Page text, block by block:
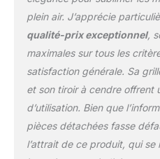
plein air. J’apprécie
qualité-prix exceptionnel,
maximales sur tous les
satisfaction générale. Sa
et son tiroir à cendre offrent
d’utilisation. Bien que
pièces détachées fasse
l’attrait de ce produit, qui se